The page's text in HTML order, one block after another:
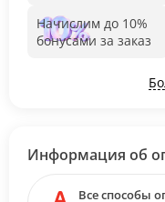
Начислим до 10%
бонусами за заказ
Информация об
Все способы